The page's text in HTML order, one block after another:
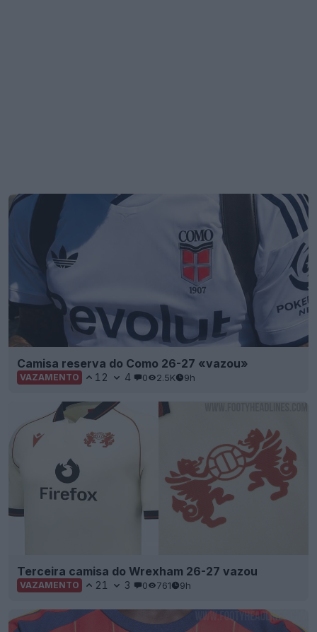
Camisa reserva do Como 26-27 «vazou»
VAZAMENTO 12 4 0 2.5K 9h
Terceira camisa do Wrexham 26-27 vazou
VAZAMENTO 21 3 0 761 9h